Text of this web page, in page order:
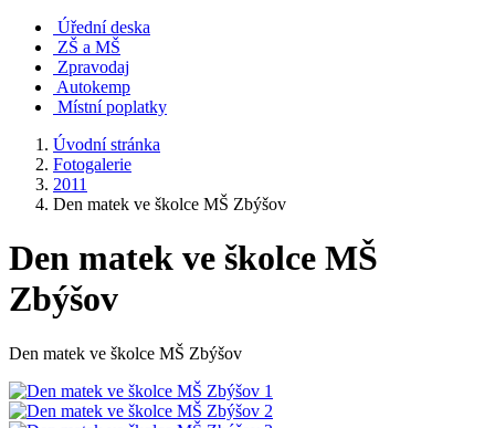
Úřední deska
ZŠ a MŠ
Zpravodaj
Autokemp
Místní poplatky
Úvodní stránka
Fotogalerie
2011
Den matek ve školce MŠ Zbýšov
Den matek ve školce MŠ
Zbýšov
Den matek ve školce MŠ Zbýšov